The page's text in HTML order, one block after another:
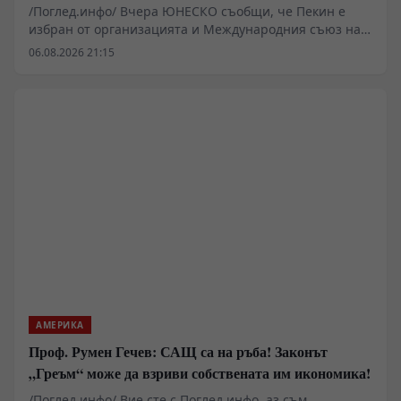
/Поглед.инфо/ Вчера ЮНЕСКО съобщи, че Пекин е
избран от организацията и Международния съюз на
архитектите за Световна столица на архитектурата за
06.08.2026 21:15
АМЕРИКА
Проф. Румен Гечев: САЩ са на ръба! Законът
„Греъм“ може да взриви собствената им икономика!